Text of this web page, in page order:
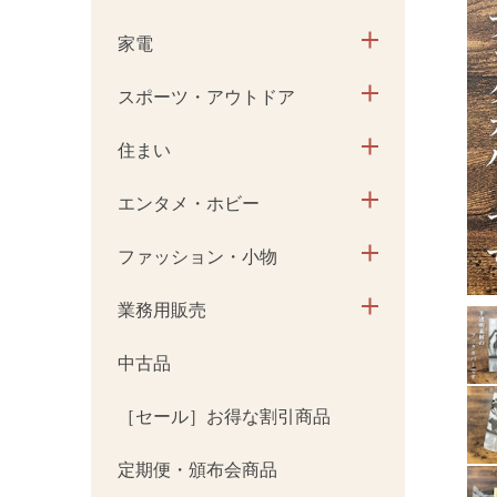
家電
スポーツ・アウトドア
住まい
エンタメ・ホビー
ファッション・小物
業務用販売
中古品
［セール］お得な割引商品
定期便・頒布会商品